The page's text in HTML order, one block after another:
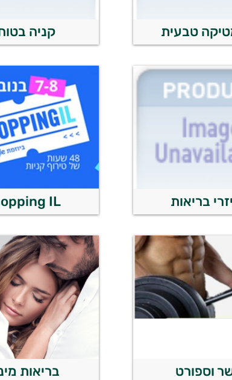
טבעית קניה
בריאות IL
וספורט בריאות